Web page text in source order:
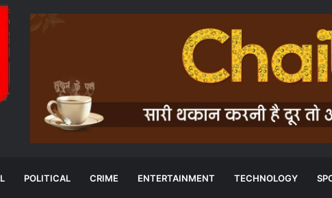
POLITICAL CRIME ENTERTAINMENT TECHNOLOGY